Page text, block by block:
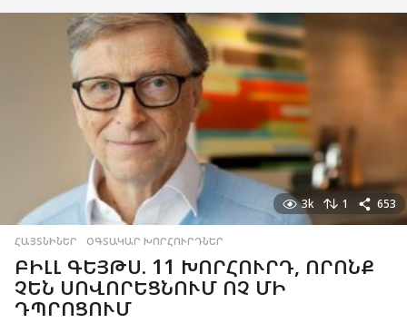
3k 1 653
ՀԱՅՏՆԻՆԵՐ ,ՕԳՏԱԿԱՐ ԽՈՐՀՈՒՐԴՆԵՐ
ԲԻԼԼ ԳԵՅԹՍ. 11 ԽՈՐՀՈՒՐԴ, ՈՐՈՆՔ
ՉԵՆ ՍՈՎՈՐԵՑՆՈՒՄ ՈՉ ՄԻ
ԴՊՐՈՑՈՒՄ